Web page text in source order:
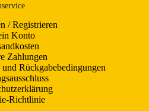
/ Registrieren
Konto
Zahlungen
Rückgabebedingungen
Richtlinie